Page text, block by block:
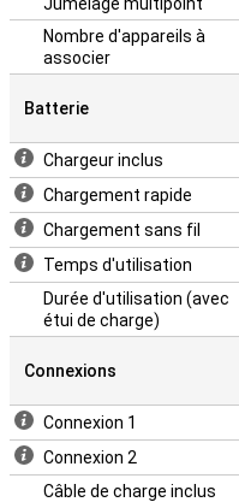
Nombre d'appareils à
associer
Batterie
Chargeur inclus
Chargement rapide
Chargement sans fil
Temps d'utilisation
Durée d'utilisation (avec
étui de charge)
Connexions
Connexion 1
Connexion 2
Câble de charge inclus